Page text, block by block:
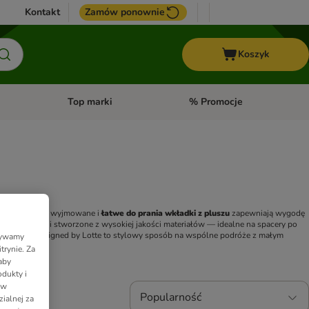
Kontakt Zamów ponownie
Koszyk
kategorii: PtakiOtwórz menu kategorii: Konie
Top marki Otwórz menu kategorii: Top
% Promocje
Miękkie, wyjmowane i łatwe do prania wkładki z pluszu zapewniają wygodę
praktyczne i stworzone z wysokiej jakości materiałów — idealne na spacery po
Designed by Lotte to stylowy sposób na wspólne podróże z małym
Popularność
Za
i
za